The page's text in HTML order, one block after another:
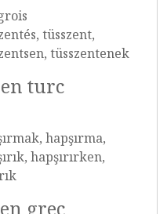
tüsszent,
tüsszentenek
turc
hapşırma,
hapşırırken,
grec